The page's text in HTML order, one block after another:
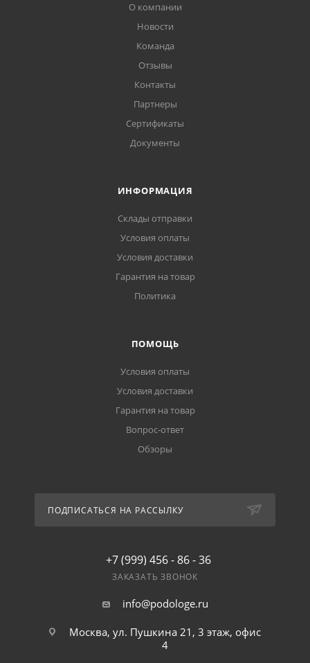
О компании
Новости
Команда
Отзывы
Контакты
Партнеры
Сертификаты
Документы
ИНФОРМАЦИЯ
Склады отправки
Условия оплаты
Условия доставки
Гарантия на товар
Политика
ПОМОЩЬ
Условия оплаты
Условия доставки
Гарантия на товар
Вопрос-ответ
Обзоры
ПОДПИСАТЬСЯ НА РАССЫЛКУ
+7 (999) 456 - 86 - 36
ЗАКАЗАТЬ ЗВОНОК
info@podologe.ru
Москва, ул. Пушкина 21, 3 этаж, офис
4